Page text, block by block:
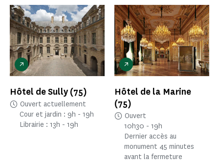
Hôtel de Sully(75)
Ouvert actuellement
Cour et jardin : 9h - 19h
Librairie : 13h - 19h
Hôtel de la Marine
(75)
Ouvert
10h30 - 19h
Dernier accès au
monument 45 minutes
avant la fermeture